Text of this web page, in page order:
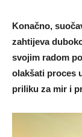
Konačno,
zahtijeva
svojim radom
olakšati proces
priliku za mir i